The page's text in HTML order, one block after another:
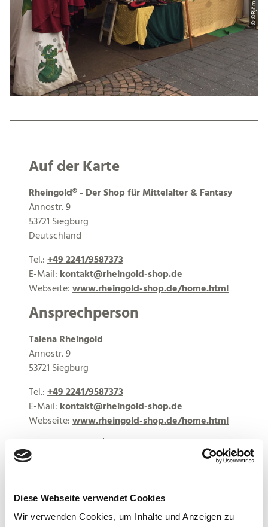
Diese Webseite verwendet Cookies
Wir verwenden Cookies, um Inhalte und Anzeigen zu
Auf der Karte
Rheingold® - Der Shop für Mittelalter & Fantasy
Annostr. 9
53721 Siegburg
Deutschland
Tel.:+49 2241/9587373
E-Mail:kontakt@rheingold-shop.de
Webseite:www.rheingold-shop.de/home.html
Ansprechperson
Talena Rheingold
Annostr. 9
53721 Siegburg
Tel.:+49 2241/9587373
E-Mail:kontakt@rheingold-shop.de
Webseite:www.rheingold-shop.de/home.html